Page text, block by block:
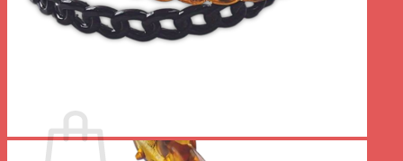
Votre panier est vide.